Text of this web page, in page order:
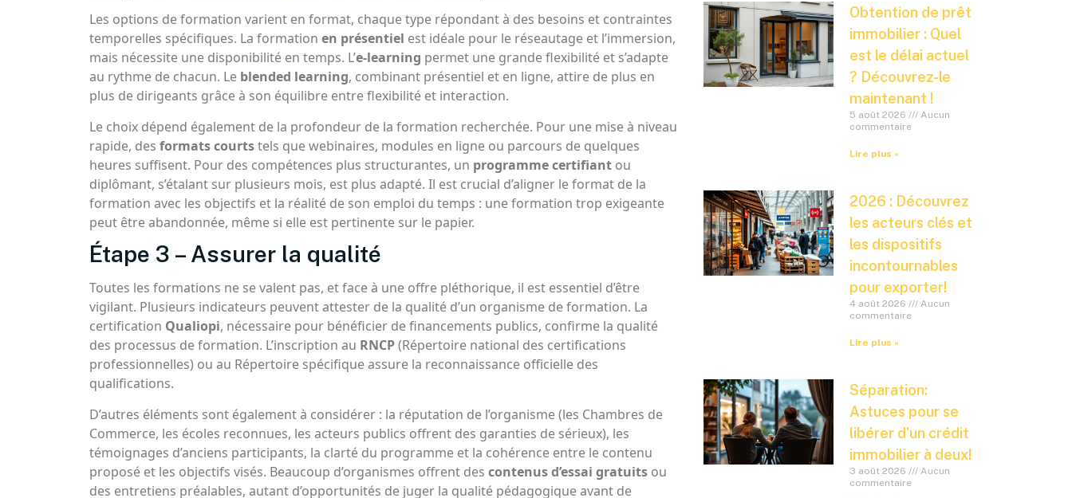
Les options de formation varient en format, chaque type répondant à des besoins et contraintes
temporelles spécifiques. La formation en présentiel est idéale pour le réseautage et l’immersion,
mais nécessite une disponibilité en temps. L’e-learning permet une grande flexibilité et s’adapte
au rythme de chacun. Le blended learning, combinant présentiel et en ligne, attire de plus en
plus de dirigeants grâce à son équilibre entre flexibilité et interaction.
Le choix dépend également de la profondeur de la formation recherchée. Pour une mise à niveau
rapide, des formats courtstels que webinaires, modules en ligne ou parcours de quelques
heures suffisent. Pour des compétences plus structurantes, un programme certifiant ou
diplômant, s’étalant sur plusieurs mois, est plus adapté. Il est crucial d’aligner le format de la
formation avec les objectifs et la réalité de son emploi du temps : une formation trop exigeante
peut être abandonnée, même si elle est pertinente sur le papier.
Étape 3 – Assurer la qualité
Toutes les formations ne se valent pas, et face à une offre pléthorique, il est essentiel d’être
vigilant. Plusieurs indicateurs peuvent attester de la qualité d’un organisme de formation. La
certification Qualiopi, nécessaire pour bénéficier de financements publics, confirme la qualité
des processus de formation. L’inscription au RNCP(Répertoire national des certifications
professionnelles) ou au Répertoire spécifique assure la reconnaissance officielle des
qualifications.
D’autres éléments sont également à considérer : la réputation de l’organisme (les Chambres de
Commerce, les écoles reconnues, les acteurs publics offrent des garanties de sérieux), les
témoignages d’anciens participants, la clarté du programme et la cohérence entre le contenu
proposé et les objectifs visés. Beaucoup d’organismes offrent des contenus d’essai gratuits ou
des entretiens préalables, autant d’opportunités de juger la qualité pédagogique avant de
Obtention de prêt
immobilier : Quel
est le délai actuel
? Découvrez-le
maintenant !
5 août 2026
Aucun
commentaire
Lire plus »
2026 : Découvrez
les acteurs clés et
les dispositifs
incontournables
pour exporter!
4 août 2026
Aucun
commentaire
Lire plus »
Séparation:
Astuces pour se
libérer d’un crédit
immobilier à deux!
3 août 2026
Aucun
commentaire